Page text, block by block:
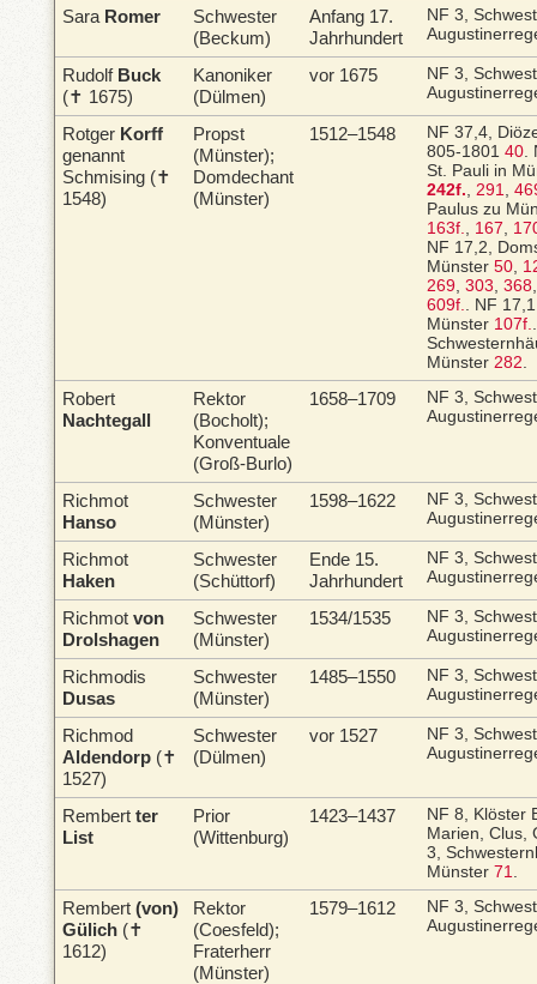
Sara Romer
Schwester
(Beckum)
Anfang 17.
Jahrhundert
NF 3,
Rudolf Buck
(✝ 1675)
Kanoniker
(Dülmen)
vor 1675
NF 3,
Rotger Korff
genannt
Schmising (✝
1548)
Propst
(Münster);
Domdechant
(Münster)
1512–1548
NF 37,4,
805-1801 40.
St. Pauli in
242f., 291,
Paulus zu
163f., 167,
NF 17,2,
Münster 50,
269, 303, 368
609f.. NF
Münster 107f.
Münster 282.
Robert
Nachtegall
Rektor
(Bocholt);
Konventuale
(Groß-Burlo)
1658–1709
NF 3,
Richmot
Hanso
Schwester
(Münster)
1598–1622
NF 3,
Richmot
Haken
Schwester
(Schüttorf)
Ende 15.
Jahrhundert
NF 3,
Richmot von
Drolshagen
Schwester
(Münster)
1534/1535
NF 3,
Richmodis
Dusas
Schwester
(Münster)
1485–1550
NF 3,
Richmod
Aldendorp (✝
1527)
Schwester
(Dülmen)
vor 1527
NF 3,
Rembert ter
List
Prior
(Wittenburg)
1423–1437
NF 8, Klöster
Marien, Clus,
3,
Münster 71.
Rembert (von)
Gülich (✝
1612)
Rektor
(Coesfeld);
Fraterherr
(Münster)
1579–1612
NF 3,